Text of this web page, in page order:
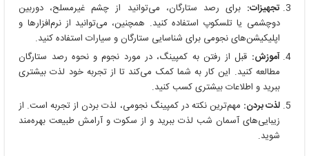
تجهیزات: برای رصد ستارگان، می‌توانید از چشم غیرمسلح، دوربین
دوچشمی یا تلسکوپ استفاده کنید. همچنین، می‌توانید از نرم‌افزارها و
اپلیکیشن‌های نجومی برای شناسایی ستارگان و سیارات استفاده کنید.
آموزش: قبل از رفتن به کمپینگ، در مورد نجوم و نحوه رصد ستارگان
مطالعه کنید. این کار به شما کمک می‌کند تا از تجربه خود لذت بیشتری
ببرید و اطلاعات بیشتری کسب کنید.
لذت بردن: مهم‌ترین نکته در کمپینگ نجومی، لذت بردن از تجربه است. از
زیبایی‌های آسمان شب لذت ببرید و از سکوت و آرامش طبیعت بهره‌مند
شوید.